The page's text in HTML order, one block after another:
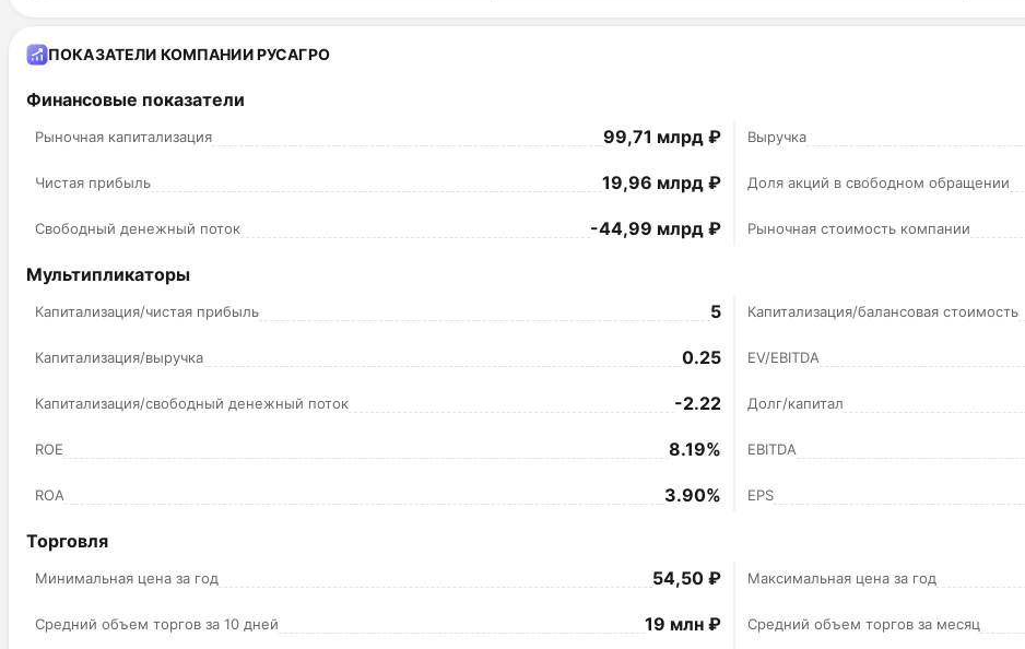
ПОКАЗАТЕЛИ КОМПАНИИ РУСАГРО
Финансовые показатели
Рыночная капитализация 99,71 млрд ₽ Выручка
Чистая прибыль 19,96 млрд ₽ Доля акций в свободном обращении
Свободный денежный поток -44,99 млрд ₽ Рыночная стоимость компании
Мультипликаторы
Капитализация/чистая прибыль 5 Капитализация/балансовая стоимость
Капитализация/выручка 0.25 EV/EBITDA
Капитализация/свободный денежный поток -2.22 Долг/капитал
ROE 8.19% EBITDA
ROA 3.90% EPS
Торговля
Минимальная цена за год 54,50 ₽ Максимальная цена за год
Средний объем торгов за 10 дней 19 млн ₽ Средний объем торгов за месяц